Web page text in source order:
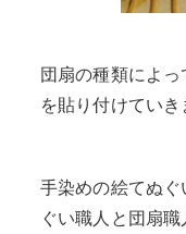
団扇の種類によ
を貼り付けていき
手染めの絵てぬ
ぐい職人と団扇